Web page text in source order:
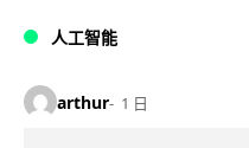
人工智能
arthur 1 日